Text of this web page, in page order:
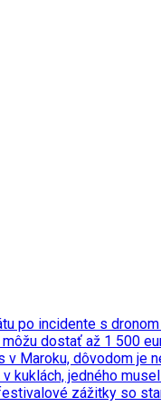
po incidente s
dostať až 1 500
v Maroku, dôvodom je
kuklách, jedného
zážitky so